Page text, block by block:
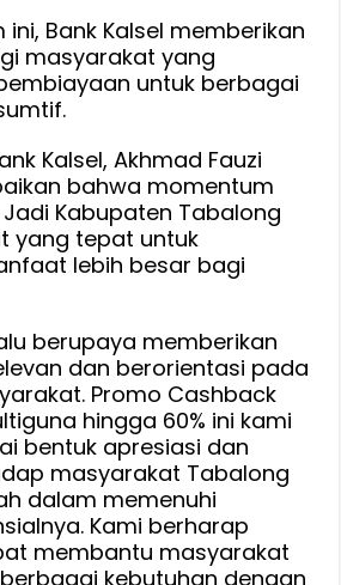
ke-
Provisi
Kredit
Multiguna
Bank Kalsel memberikan
masyarakat yang
untuk berbagai
Kalsel, Akhmad Fauzi
bahwa momentum
Kabupaten Tabalong
yang tepat untuk
lebih besar bagi
berupaya memberikan
dan berorientasi pada
Promo Cashback
hingga 60% ini kami
bentuk apresiasi dan
masyarakat Tabalong
dalam memenuhi
Kami berharap
membantu masyarakat
kebutuhan dengan